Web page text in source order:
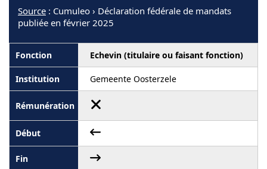
Source : Cumuleo › Déclaration fédérale de mandats
publiée en février 2025
Echevin (titulaire ou faisant fonction)
Gemeente Oosterzele